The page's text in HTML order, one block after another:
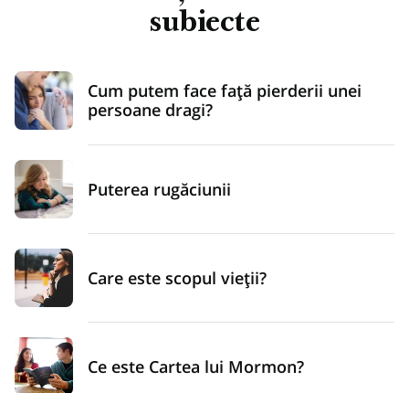
subiecte
Cum putem face față pierderii unei
persoane dragi?
Puterea rugăciunii
Care este scopul vieții?
Ce este Cartea lui Mormon?